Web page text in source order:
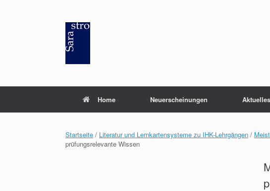
Home Neuerscheinungen Aktuelles
Startseite / Literatur und Lernkartensysteme zu IHK-Lehrgängen /
prüfungsrelevante Wissen